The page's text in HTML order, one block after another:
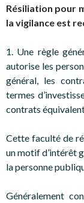
Résiliation pour
la vigilance est
1. Une règle
autorise les
général, les
termes
contrats
Cette faculté de
un motif d’intérêt
la personne
Généralement